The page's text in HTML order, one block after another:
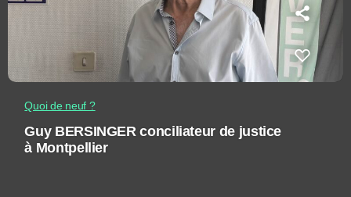
Quoi de neuf ?
Guy BERSINGER conciliateur de justice
à Montpellier